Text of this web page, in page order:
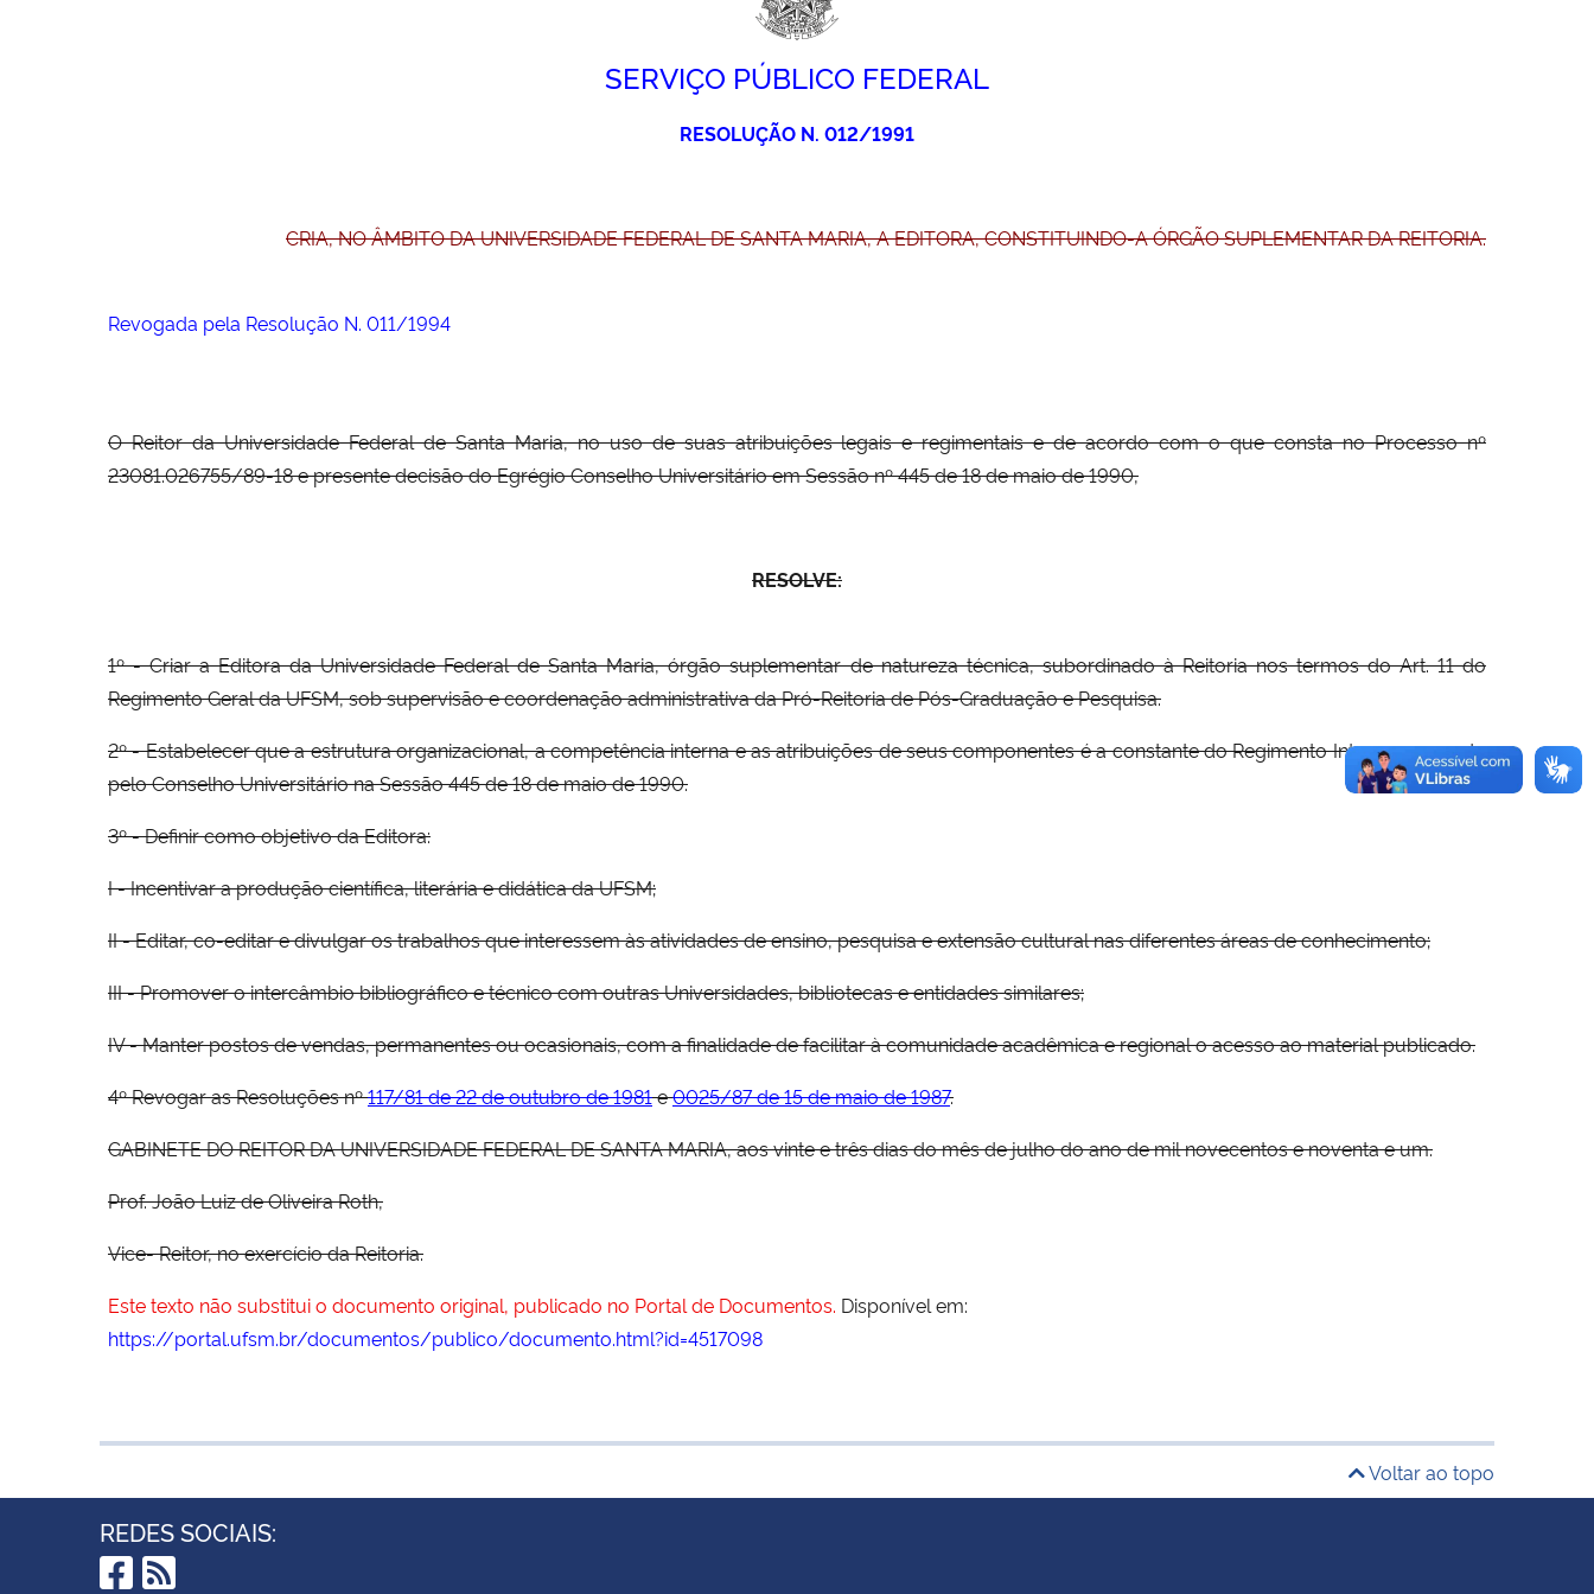
SERVIÇO PÚBLICO FEDERAL
RESOLUÇÃO N. 012/1991
CRIA, NO ÂMBITO DA UNIVERSIDADE FEDERAL DE SANTA MARIA, A EDITORA, CONSTITUINDO-A ÓRGÃO SUPLEMENTAR DA REITORIA.
Revogada pela Resolução N. 011/1994
O Reitor da Universidade Federal de Santa Maria, no uso de suas atribuições legais e regimentais e de acordo com o que consta no Processo nº
23081.026755/89-18 e presente decisão do Egrégio Conselho Universitário em Sessão nº 445 de 18 de maio de 1990,
RESOLVE:
1º - Criar a Editora da Universidade Federal de Santa Maria, órgão suplementar de natureza técnica, subordinado à Reitoria nos termos do Art. 11 do
Regimento Geral da UFSM, sob supervisão e coordenação administrativa da Pró-Reitoria de Pós-Graduação e Pesquisa.
2º - Estabelecer que a estrutura organizacional, a competência interna e as atribuições de seus componentes é a constante do Regimento Interno aprovado
pelo Conselho Universitário na Sessão 445 de 18 de maio de 1990.
3º - Definir como objetivo da Editora:
I - Incentivar a produção científica, literária e didática da UFSM;
II - Editar, co-editar e divulgar os trabalhos que interessem às atividades de ensino, pesquisa e extensão cultural nas diferentes áreas de conhecimento;
III - Promover o intercâmbio bibliográfico e técnico com outras Universidades, bibliotecas e entidades similares;
IV - Manter postos de vendas, permanentes ou ocasionais, com a finalidade de facilitar à comunidade acadêmica e regional o acesso ao material publicado.
4º Revogar as Resoluções nº117/81 de 22 de outubro de 1981e0025/87 de 15 de maio de 1987.
GABINETE DO REITOR DA UNIVERSIDADE FEDERAL DE SANTA MARIA, aos vinte e três dias do mês de julho do ano de mil novecentos e noventa e um.
Prof. João Luiz de Oliveira Roth,
Vice- Reitor, no exercício da Reitoria.
Este texto não substitui o documento original, publicado no Portal de Documentos. Disponível em:
https://portal.ufsm.br/documentos/publico/documento.html?id=4517098
Voltar ao topo
REDES SOCIAIS: